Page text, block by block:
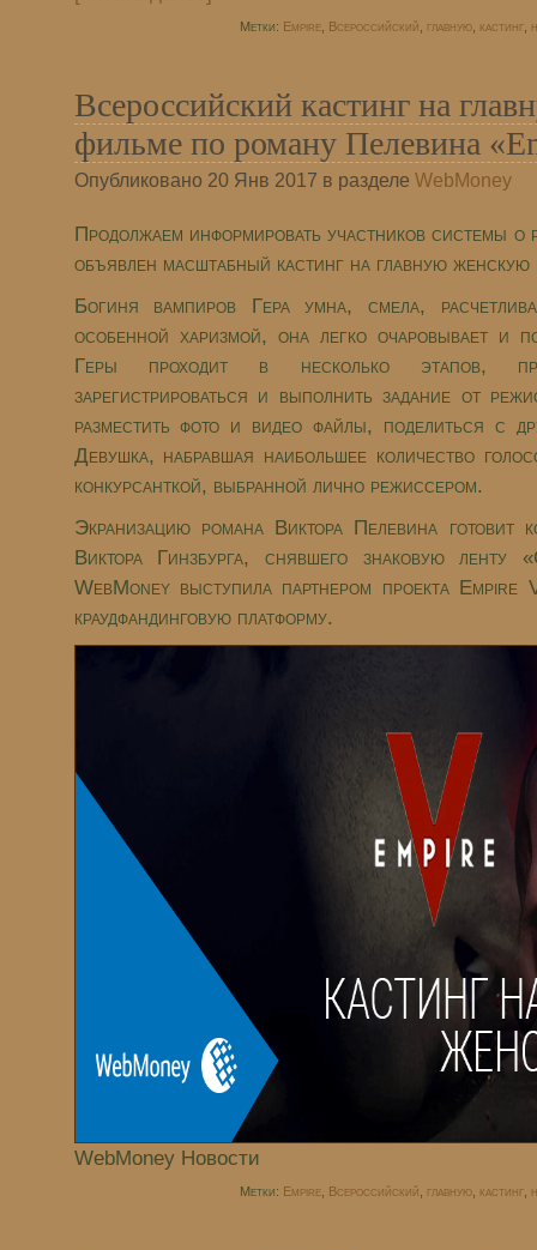
Метки: Empire, Всероссийский главную, кастинг,
Всероссийский кастинг на
фильме по роману Пелевина
Опубликовано 20 Янв 2017 в разделе WebMoney
Продолжаем информировать участников системы о
объявлен масштабный кастинг на главную женскую
Богиня вампиров Гера умна, смела,
особенной харизмой, она легко очаровывает и
Геры проходит в несколько этапов,
зарегистрироваться и выполнить задание от
разместить фото и видео файлы, поделиться с
Девушка, набравшая наибольшее количество
конкурсанткой, выбранной лично режиссером.
Экранизацию романа Виктора Пелевина готовит
Виктора Гинзбурга, снявшего знаковую ленту
WebMoney выступила партнером проекта Empire
краудфандинговую платформу.
WebMoney Новости
Метки: Empire, Всероссийский главную, кастинг,